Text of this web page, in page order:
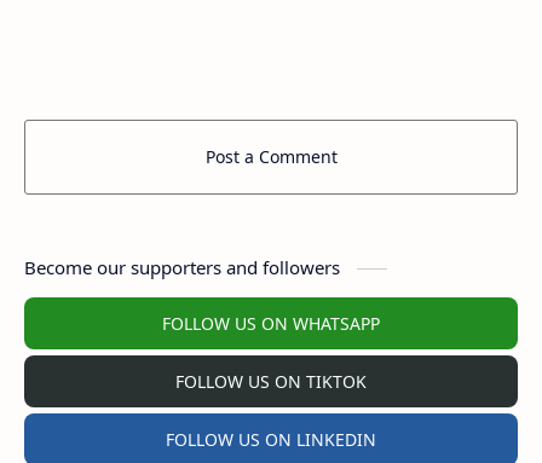
Post a Comment
Become our supporters and followers
FOLLOW US ON WHATSAPP
FOLLOW US ON TIKTOK
FOLLOW US ON LINKEDIN